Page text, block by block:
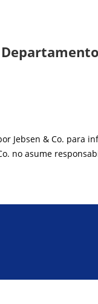
Jebsen & Co. para
no asume